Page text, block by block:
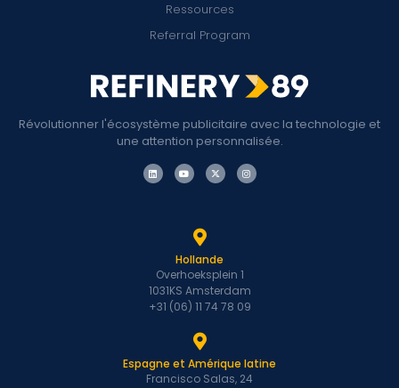
Révolutionner l'écosystème publicitaire avec la technologie et
une attention personnalisée.
Ressources
Referral Program
Hollande
Overhoeksplein 1
1031KS Amsterdam
+31 (06) 11 74 78 09
Espagne et Amérique latine
Francisco Salas, 24